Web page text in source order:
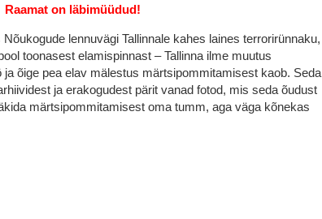
Raamat on läbimüüdud!
lennuvägi Tallinnale kahes laines terrorirünnaku,
toonasest elamispinnast – Tallinna ilme muutus
ja õige pea elav mälestus märtsipommitamisest kaob. Seda
ja erakogudest pärit vanad fotod, mis seda õudust
märtsipommitamisest oma tumm, aga väga kõnekas